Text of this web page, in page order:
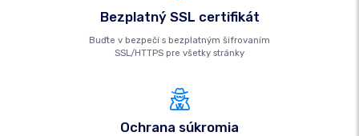
Bezplatný SSL certifikát
Buďte v bezpečí s bezplatným šifrovaním
SSL/HTTPS pre všetky stránky
Ochrana súkromia